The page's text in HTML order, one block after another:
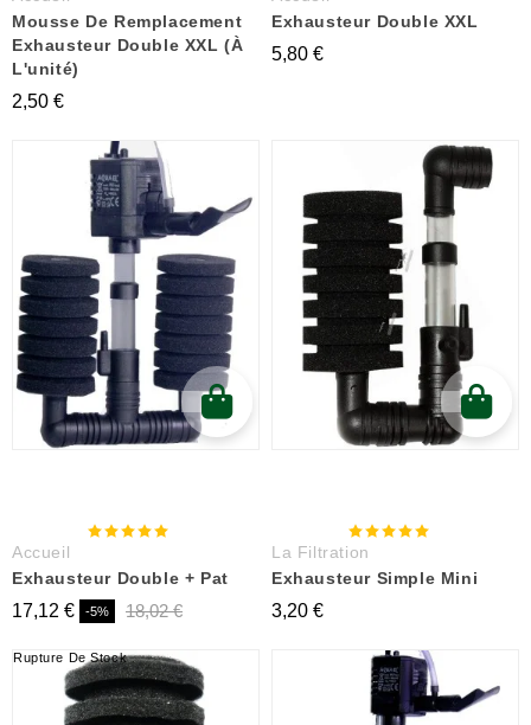
Mousse De Remplacement
Exhausteur Double XXL (à
L'unité)
2,50 €
Exhausteur Double XXL
5,80 €
Accueil
Exhausteur Double + Pat
17,12 € -5% 18,02 €
La Filtration
Exhausteur Simple Mini
3,20 €
Rupture De Stock